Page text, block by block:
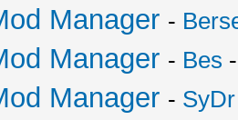
Manager -
Manager - Bes
Manager - SyDr